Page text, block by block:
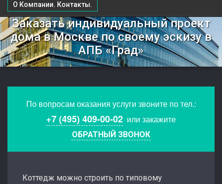
О Компании. Контакты.
Заказать индивидуальный проект
дома в Москве по своему эскизу в
АПБ «Град»
По вопросам оказания услуги звоните по тел.:
+7 (495) 409-00-02 или закажите
ОБРАТНЫЙ ЗВОНОК
Коттедж можно строить по типовому